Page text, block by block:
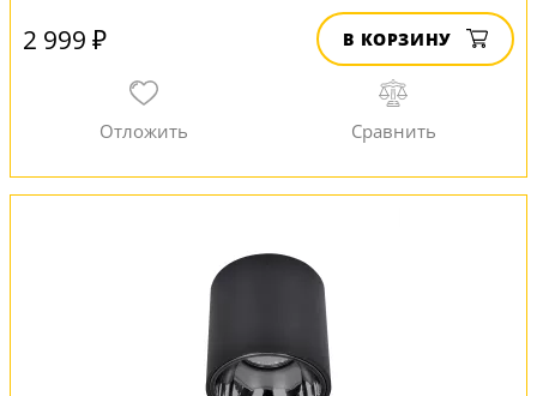
2 999 ₽ В КОРЗИНУ